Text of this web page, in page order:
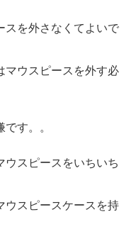
スを外さなくてよいで
マウスピースを外す必
す。。
ウスピースをいちいち
ウスピースケースを持